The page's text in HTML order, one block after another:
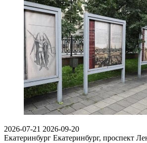
2026-07-21 2026-09-20
Екатеринбург Екатеринбург, проспект